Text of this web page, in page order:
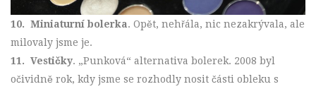
10. Miniaturní bolerka. Opět, nehřála, nic nezakrývala, ale
milovaly jsme je.
11. Vestičky. „Punková“ alternativa bolerek. 2008 byl
očividně rok, kdy jsme se rozhodly nosit části obleku s